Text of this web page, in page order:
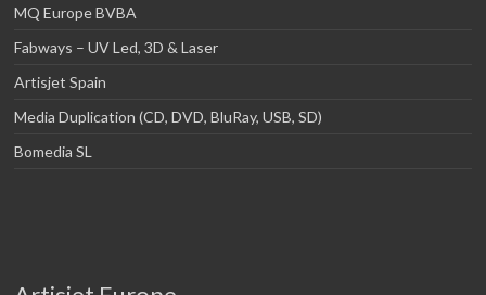
MQ Europe BVBA
Fabways – UV Led, 3D & Laser
Artisjet Spain
Media Duplication (CD, DVD, BluRay, USB, SD)
Bomedia SL